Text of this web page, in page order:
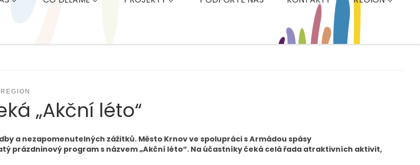
„Akční léto“
a nezapomenutelných zážitků. Město Krnov ve spolupráci s Armádou spásy
prázdninový program s názvem „Akční léto“. Na účastníky čeká celá řada atraktivních aktivit,